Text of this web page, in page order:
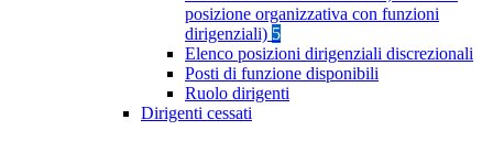
posizione organizzativa con funzioni
dirigenziali) 5
Elenco posizioni dirigenziali discrezionali
Posti di funzione disponibili
Ruolo dirigenti
Dirigenti cessati